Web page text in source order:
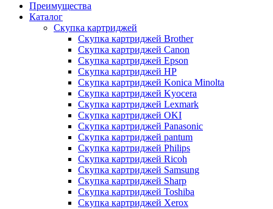
Преимущества
Каталог
Скупка картриджей
Скупка картриджей Brother
Скупка картриджей Canon
Скупка картриджей Epson
Скупка картриджей HP
Скупка картриджей Konica Minolta
Скупка картриджей Kyocera
Скупка картриджей Lexmark
Скупка картриджей OKI
Скупка картриджей Panasonic
Скупка картриджей pantum
Скупка картриджей Philips
Скупка картриджей Ricoh
Скупка картриджей Samsung
Скупка картриджей Sharp
Скупка картриджей Toshiba
Скупка картриджей Xerox